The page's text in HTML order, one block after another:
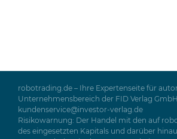
robotrading.de – Ihre Expertenseite für
Unternehmensbereich der FID Verlag
kundenservice@investor-verlag.de
Risikowarnung: Der Handel mit den auf
des eingesetzten Kapitals und darüber